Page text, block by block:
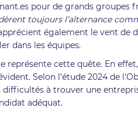
pour de grands groupes
toujours l’alternance
également le vent de
dans les équipes.
représente cette quête. En
Selon l’étude 2024 de
à trouver une
adéquat.